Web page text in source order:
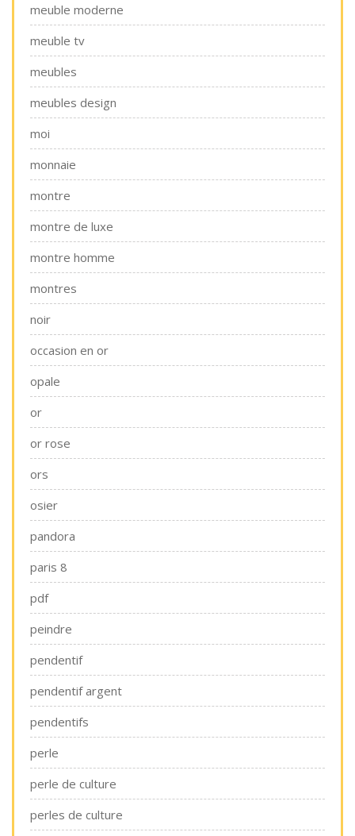
meuble moderne
meuble tv
meubles
meubles design
moi
monnaie
montre
montre de luxe
montre homme
montres
noir
occasion en or
opale
or
or rose
ors
osier
pandora
paris 8
pdf
peindre
pendentif
pendentif argent
pendentifs
perle
perle de culture
perles de culture